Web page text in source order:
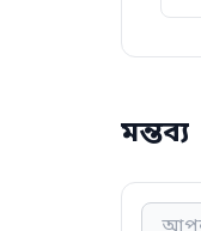
মন্তব্য